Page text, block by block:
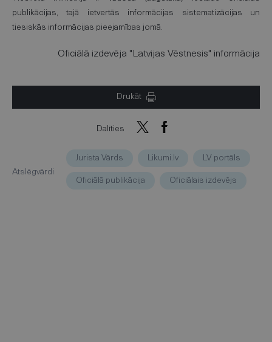
publikācijas, tajā ietvertās informācijas sistematizācijas un
tiesiskās informācijas pieejamības jomā.
Oficiālā izdevēja "Latvijas Vēstnesis" informācija
Drukāt
Dalīties
Atslēgvārdi
Jurista Vārds Likumi.lv LV portāls
Oficiālā publikācija Oficiālais izdevējs